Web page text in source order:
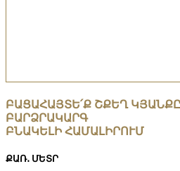
ԲԱՑԱՀԱՅՏԵ՛Ք ՇՔԵՂ
ԲԱՐՁՐԱԿԱՐԳ
ԲՆԱԿԵԼԻ ՀԱՄԱԼԻՐՈՒՄ
ՔԱՌ․ ՄԵՏՐ